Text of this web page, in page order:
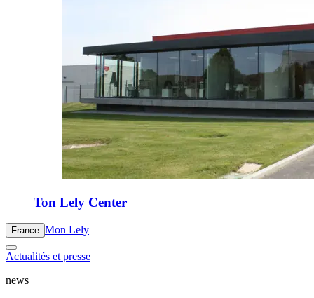
Ton Lely Center
France Mon Lely
Actualités et presse
news